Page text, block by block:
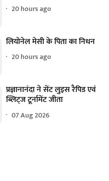
20 hours ago
लियोनेल मेसी के पिता का निधन
20 hours ago
प्रज्ञानानंदा ने सेंट लुइस रैपिड एवं
ब्लिट्ज टूर्नामेंट जीता
07 Aug 2026